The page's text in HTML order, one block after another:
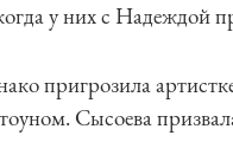
у них с Надеждой
пригрозила
Сысоева